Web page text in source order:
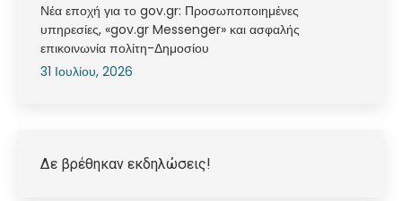
Νέα εποχή για το gov.gr: Προσωποποιημένες
υπηρεσίες, «gov.gr Messenger» και ασφαλής
επικοινωνία πολίτη-Δημοσίου
31 Ιουλίου, 2026
Δε βρέθηκαν εκδηλώσεις!